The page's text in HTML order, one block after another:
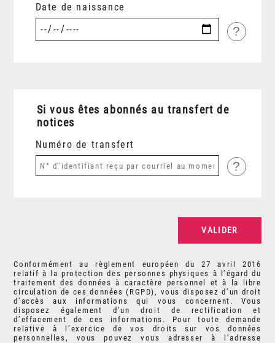
Date de naissance
?
Si vous êtes abonnés au transfert de
notices
Numéro de transfert
?
Conformément au règlement européen du 27 avril 2016
relatif à la protection des personnes physiques à l’égard du
traitement des données à caractère personnel et à la libre
circulation de ces données (RGPD), vous disposez d’un droit
d’accès aux informations qui vous concernent. Vous
disposez également d’un droit de rectification et
d’effacement de ces informations. Pour toute demande
relative à l’exercice de vos droits sur vos données
personnelles, vous pouvez vous adresser à l’adresse